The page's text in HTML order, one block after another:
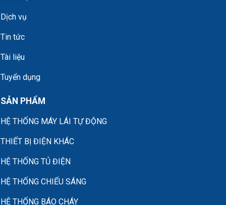
Dịch vụ
Tin tức
Tài liệu
Tuyển dụng
SẢN PHẨM
HỆ THỐNG MÁY LÁI TỰ ĐỘNG
THIẾT BỊ ĐIỆN KHÁC
HỆ THỐNG TỦ ĐIỆN
HỆ THỐNG CHIẾU SÁNG
HỆ THỐNG BÁO CHÁY